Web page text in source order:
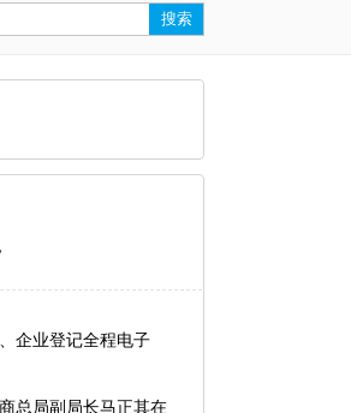
企业登记全程电子
总局副局长马正其在